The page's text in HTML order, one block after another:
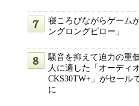
寝ころびながらゲーム
ングロングピロー」
騒音を抑えて迫力の重
人に適した「オーディ
CKS30TW+」がセール
に